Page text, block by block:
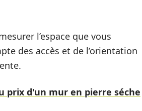
l’espace que vous
des accès et de l’orientation
prix d'un mur en pierre séche